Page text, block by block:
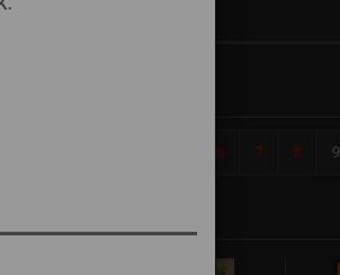
6 7 8 9